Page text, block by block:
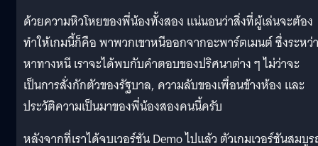
ด้วยความหิวโหยของพี่น้องทั้งสอง แน่นอนว่าสิ่งที่ผู้เล่นจะต้อง
ทำให้เกมนี้ก็คือ พาพวกเขาหนีออกจากอะพาร์ตเมนต์ ซึ่งระหว่
หาทางหนี เราจะได้พบกับคำตอบของปริศนาต่าง ๆ ไม่ว่าจะ
เป็นการสั่งกักตัวของรัฐบาล, ความลับของเพื่อนข้างห้อง และ
ประวัติความเป็นมาของพี่น้องสองคนนี้ครับ
หลังจากที่เราได้จบเวอร์ชัน Demo ไปแล้ว ตัวเกมเวอร์ชันสมบู